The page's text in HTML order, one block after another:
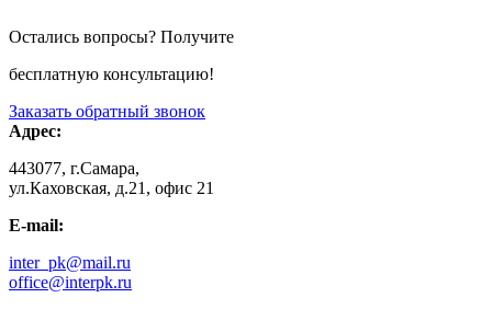
Остались вопросы? Получите
бесплатную консультацию!
Заказать обратный звонок
Адрес:
443077, г.Самара,
ул.Каховская, д.21, офис 21
E-mail:
inter_pk@mail.ru
office@interpk.ru